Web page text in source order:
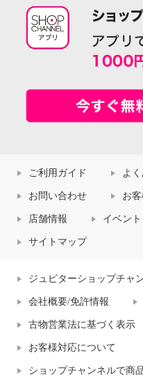
ご利用ガイド よ
お問い合わせ お
店舗情報 イベン
サイトマップ
ジュピターショップチャ
会社概要/免許情報
古物営業法に基づく表示
お客様対応について
ショップチャンネルで商